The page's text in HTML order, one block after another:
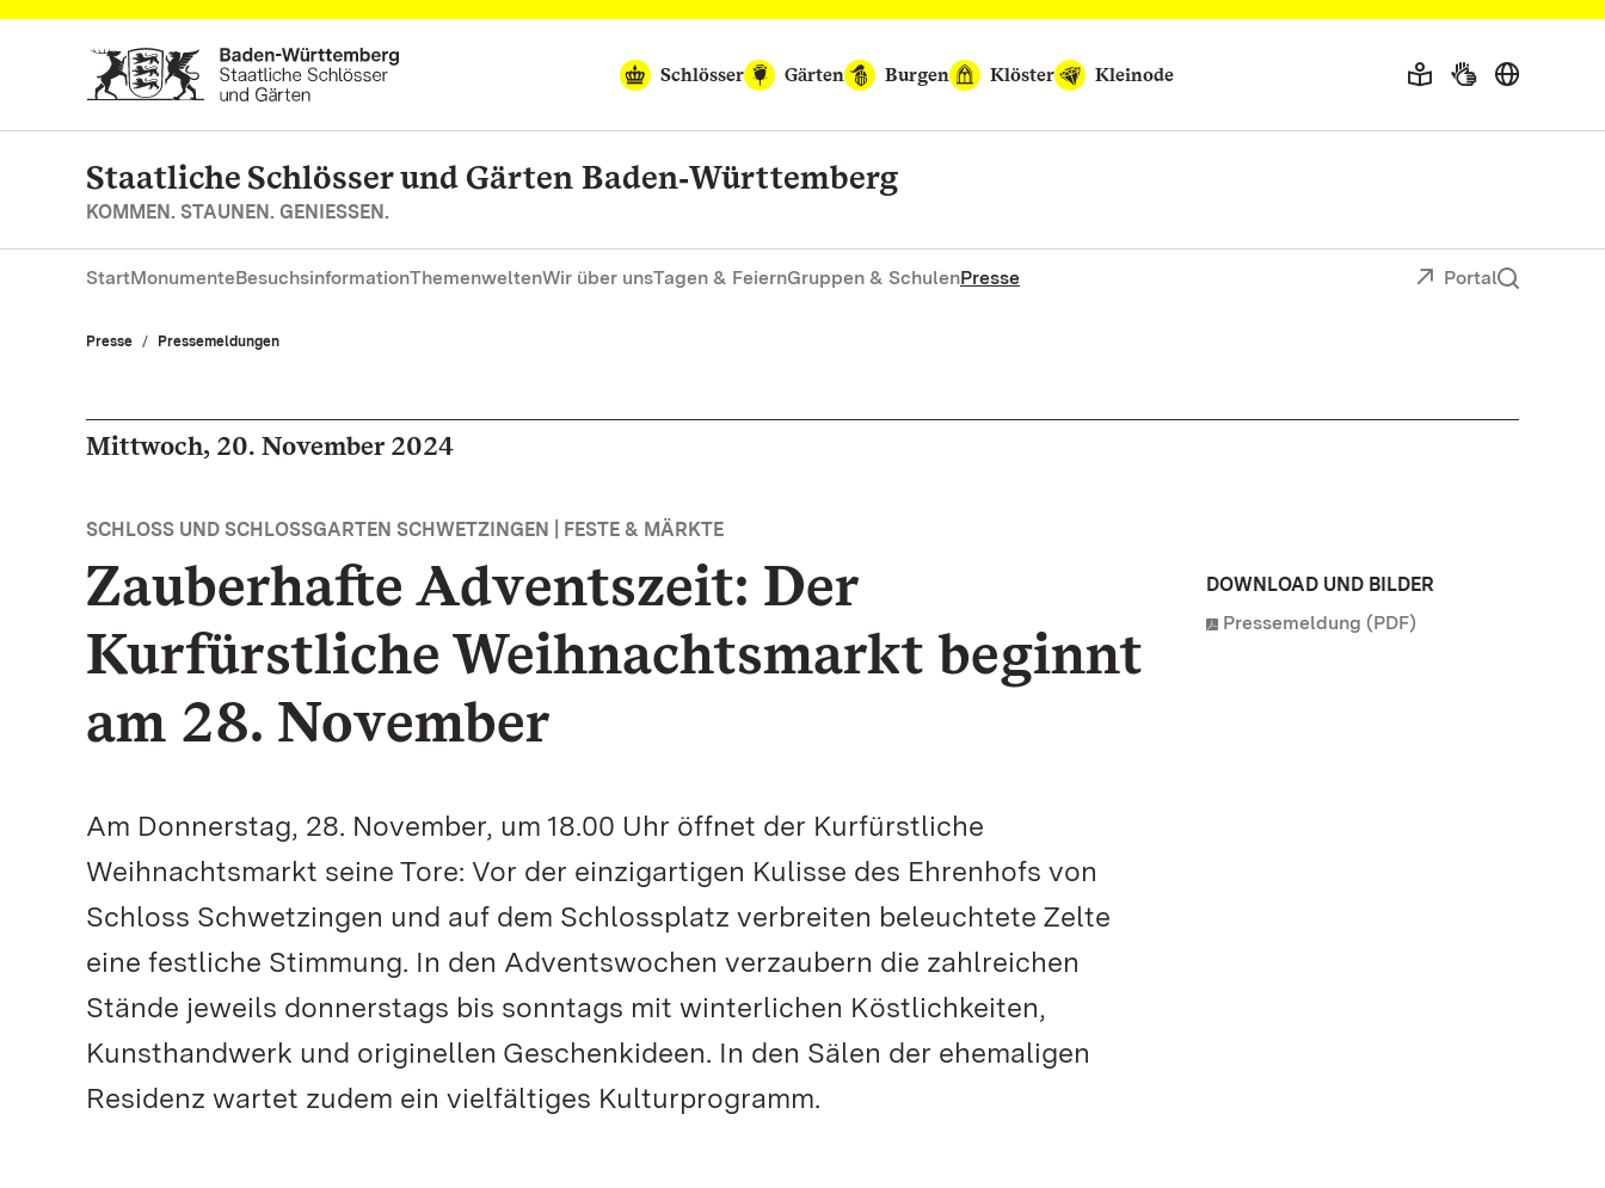
Zum Hauptinhalt springen
Schlösser
Gärten Burgen Klöster Kleinode
Staatliche Schlösser und Gärten Baden‑Württemberg
KOMMEN. STAUNEN. GENIESSEN.
StartMonumenteBesuchsinformationThemenweltenWir über unsTagen & FeiernGruppen & SchulenPresse Portal
Presse Pressemeldungen
Mittwoch, 20. November 2024
SCHLOSS UND SCHLOSSGARTEN SCHWETZINGEN | FESTE & MÄRKTE
Zauberhafte Adventszeit: Der
Kurfürstliche Weihnachtsmarkt beginnt
am 28. November
Am Donnerstag, 28. November, um 18.00 Uhr öffnet der Kurfürstliche
Weihnachtsmarkt seine Tore: Vor der einzigartigen Kulisse des Ehrenhofs von
Schloss Schwetzingen und auf dem Schlossplatz verbreiten beleuchtete Zelte
eine festliche Stimmung. In den Adventswochen verzaubern die zahlreichen
Stände jeweils donnerstags bis sonntags mit winterlichen Köstlichkeiten,
Kunsthandwerk und originellen Geschenkideen. In den Sälen der ehemaligen
Residenz wartet zudem ein vielfältiges Kulturprogramm.
DOWNLOAD UND BILDER
Pressemeldung (PDF)